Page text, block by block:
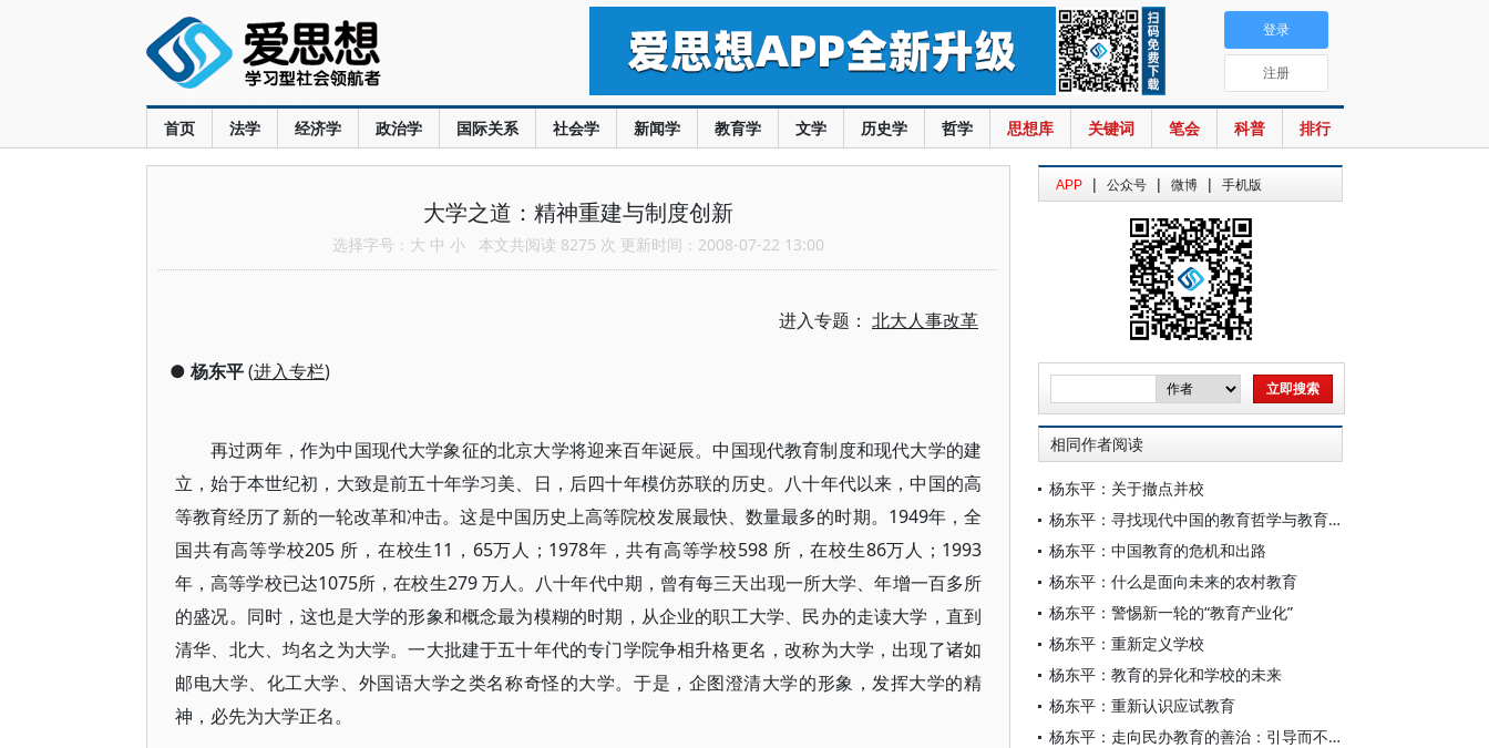
首页 法学 经济学 政治学 国际关系 社会学 新闻学 教育学 文学 历史学 哲学 思想库 关键词 笔会 科普 排行
登录
注册
大学之道：精神重建与制度创新
选择字号： 大 中 小 本文共阅读 8275 次 更新时间：2008-07-22 13:00
进入专题： 北大人事改革
● 杨东平(进入专栏)
再过两年，作为中国现代大学象征的北京大学将迎来百年诞辰。中国现代教育制度和现代大学的建
立，始于本世纪初，大致是前五十年学习美、日，后四十年模仿苏联的历史。八十年代以来，中国的高
等教育经历了新的一轮改革和冲击。这是中国历史上高等院校发展最快、数量最多的时期。1949年，全
国共有高等学校205 所，在校生11，65万人；1978年，共有高等学校598 所，在校生86万人；1993
年，高等学校已达1075所，在校生279 万人。八十年代中期，曾有每三天出现一所大学、年增一百多所
的盛况。同时，这也是大学的形象和概念最为模糊的时期，从企业的职工大学、民办的走读大学，直到
清华、北大、均名之为大学。一大批建于五十年代的专门学院争相升格更名，改称为大学，出现了诸如
邮电大学、化工大学、外国语大学之类名称奇怪的大学。于是，企图澄清大学的形象，发挥大学的精
神，必先为大学正名。
APP | 公众号 | 微博 | 手机版
相同作者阅读
杨东平：关于撤点并校
杨东平：寻找现代中国的教育哲学与教育文化
杨东平：中国教育的危机和出路
杨东平：什么是面向未来的农村教育
杨东平：警惕新一轮的“教育产业化”
杨东平：重新定义学校
杨东平：教育的异化和学校的未来
杨东平：重新认识应试教育
杨东平：走向民办教育的善治：引导而不是禁止